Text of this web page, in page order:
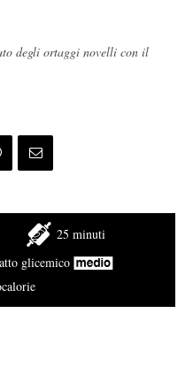
degli ortaggi novelli con il
25 minuti
glicemico